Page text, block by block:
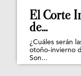
El Corte
de...
¿Cuáles serán
otoño-invierno
Son...